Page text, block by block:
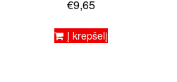
€9,65
Į krepšelį